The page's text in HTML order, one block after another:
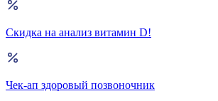
Скидка на анализ витамин D!
Чек-ап здоровый позвоночник